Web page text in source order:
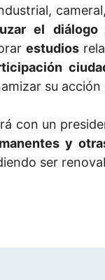
el diálogo
estudios
su acción
con un
y
ser